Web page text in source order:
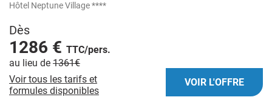
Hôtel Neptune Village ****
Dès
1286 € TTC/pers.
au lieu de 1361€
Voir tous les tarifs et
formules disponibles
VOIR L'OFFRE